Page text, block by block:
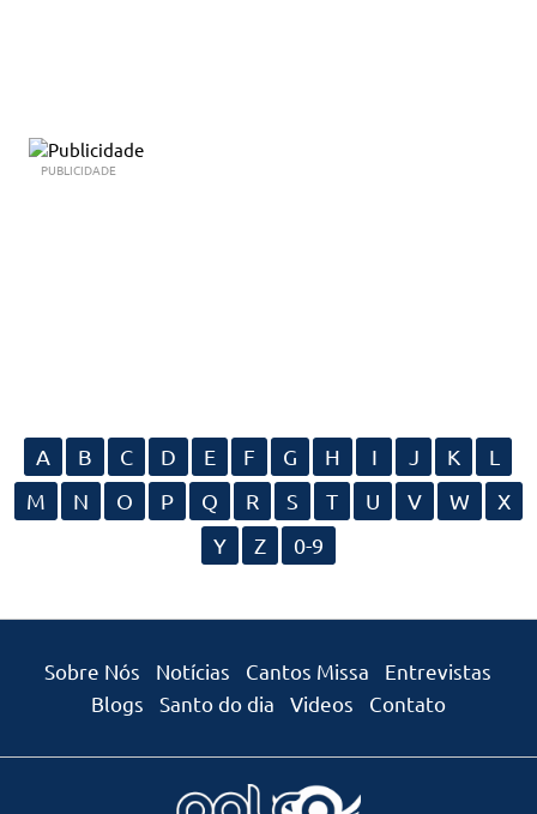
PUBLICIDADE
A B C D E F G H I J K
L
M
N O P Q R S T U V W
X
Y
Z 0-9
Sobre Nós Notícias Cantos Missa
Entrevistas
Blogs
Santo do dia Videos Contato